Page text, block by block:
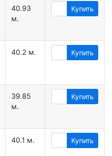
40.93
м.
Купить
40.2 м. Купить
39.85
м.
Купить
40.1 м. Купить